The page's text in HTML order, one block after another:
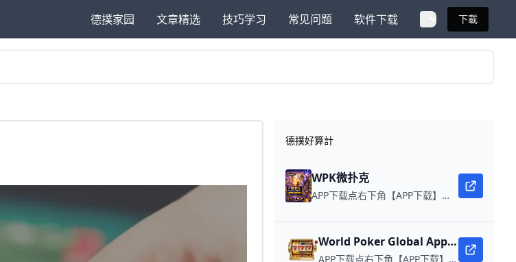
德撲家园 文章精选 技巧学习 常见问题 软件下载 下載
德撲好算計
WPK微扑克
APP下载点右下角【APP下载】联系客服 每日更新可用链接 微扑克 WPK真人在线约局，wepoker德州约局，加微信客服上下分，领WPK钻石。
World Poker Global App全球微扑克
APP下载点右下角【APP下载】联系客服 每日更新可用链接 在线玩扑克，赢取真钱。